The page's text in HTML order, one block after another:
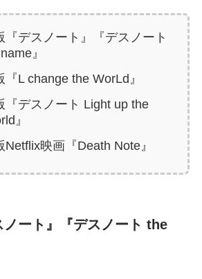
『デスノート』『デスノート
』
『L change the WorLd』
『デスノート Light up the
』
Netflix映画『Death Note』
ノート』『デスノート the